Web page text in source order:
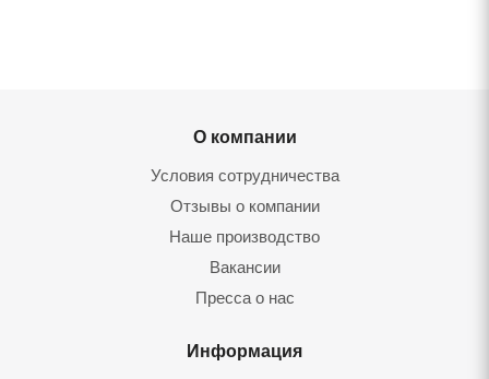
О компании
Условия сотрудничества
Отзывы о компании
Наше производство
Вакансии
Пресса о нас
Информация